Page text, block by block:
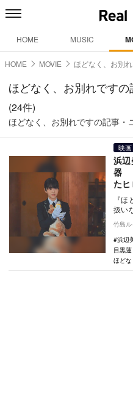
HOME MUSIC
HOME MOVIE ほどなく、お別
ほどなく、お別れです
(24件)
ほどなく、お別れですの記事・
映画
浜
器
た
『
扱い
美空
竹島ル
浜辺
目黒蓮
ほど